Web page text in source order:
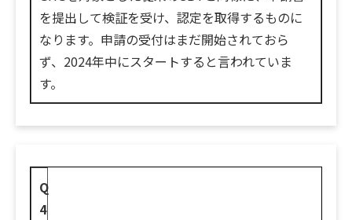
を提出して検証を受け、認定を取得するものに
なります。申請の受付はまだ開始されておら
ず、2024年中にスタートすると言われていま
す。
Q
4